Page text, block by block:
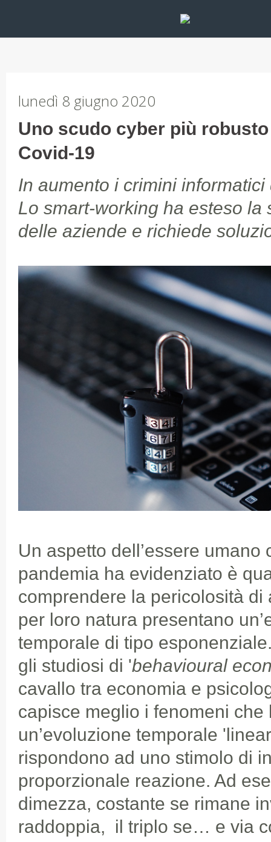
lunedì 8 giugno 2020
Uno scudo cyber più
Covid-19
In aumento i crimini
Lo smart-working ha esteso la
delle aziende e richiede
Un aspetto dell’essere umano
pandemia ha evidenziato è
comprendere la pericolosità di
per loro natura presentano
temporale di tipo
gli studiosi di 'behavioural
cavallo tra economia e
capisce meglio i fenomeni che
un’evoluzione temporale
rispondono ad uno stimolo di
proporzionale reazione. Ad
dimezza, costante se rimane
raddoppia, il triplo se… e via